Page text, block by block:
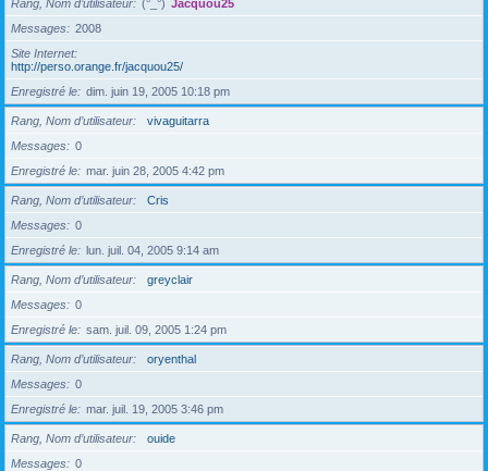
Rang, Nom d’utilisateur (°_°) Jacquou25
Messages
2008
Site Internet
http://perso.orange.fr/jacquou25/
Enregistré le
dim. juin 19, 2005 10:18 pm
Rang, Nom d’utilisateur
vivaguitarra
Messages
0
Enregistré le
mar. juin 28, 2005 4:42 pm
Rang, Nom d’utilisateur
Cris
Messages
0
Enregistré le
lun. juil. 04, 2005 9:14 am
Rang, Nom d’utilisateur
greyclair
Messages
0
Enregistré le
sam. juil. 09, 2005 1:24 pm
Rang, Nom d’utilisateur
oryenthal
Messages
0
Enregistré le
mar. juil. 19, 2005 3:46 pm
Rang, Nom d’utilisateur
ouide
Messages
0